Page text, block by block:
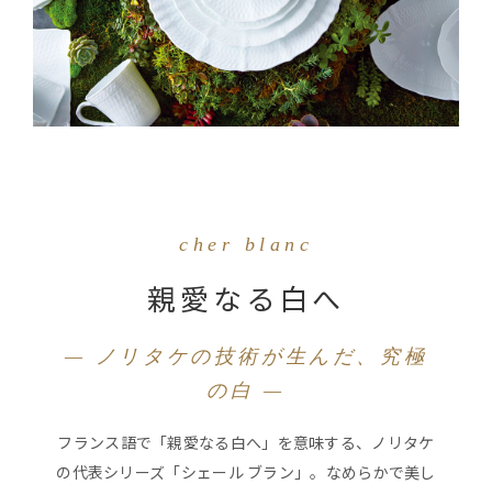
cher blanc
親愛なる白へ
— ノリタケの技術が生んだ、究極
の白 —
フランス語で「親愛なる白へ」を意味する、ノリタケ
の代表シリーズ「シェール ブラン」。なめらかで美し